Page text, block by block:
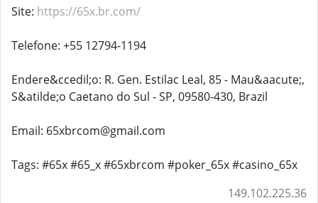
Site: https://65x.br.com/
Telefone: +55 12794-1194
Endere&ccedil;o: R. Gen. Estilac Leal, 85 - Mau&aacute;,
S&atilde;o Caetano do Sul - SP, 09580-430, Brazil
Email: 65xbrcom@gmail.com
Tags: #65x #65_x #65xbrcom #poker_65x #casino_65x
149.102.225.36